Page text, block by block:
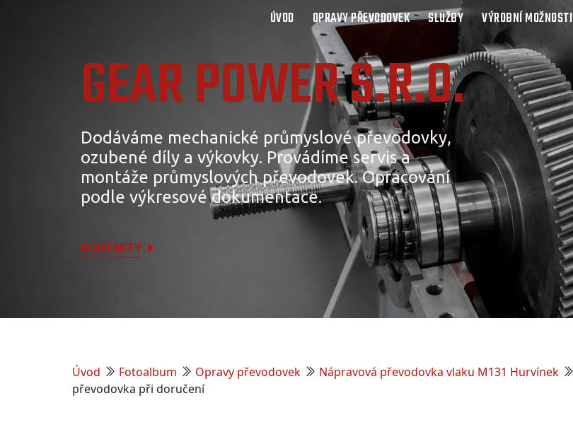
ÚVOD OPRAVY PŘEVODOVEK SLUŽBY VÝROBNÍ MOŽNOSTI
GEAR POWER S.R.O.
Dodáváme mechanické průmyslové převodovky,
ozubené díly a výkovky. Provádíme servis a
montáže průmyslových převodovek. Opracování
podle výkresové dokumentace.
KONTAKTY
Úvod Fotoalbum Opravy převodovek
Nápravová převodovka vlaku M131 Hurvínek
převodovka při doručení